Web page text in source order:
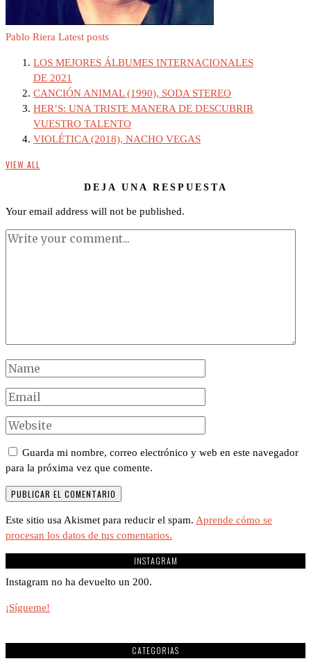
Pablo Riera Latest posts
LOS MEJORES ÁLBUMES INTERNACIONALES
DE 2021
CANCIÓN ANIMAL (1990), SODA STEREO
HER’S: UNA TRISTE MANERA DE DESCUBRIR
VUESTRO TALENTO
VIOLÉTICA (2018), NACHO VEGAS
VIEW ALL
DEJA UNA RESPUESTA
Your email address will not be published.
Guarda mi nombre, correo electrónico y web en este navegador
para la próxima vez que comente.
Este sitio usa Akismet para reducir el spam. Aprende cómo se
procesan los datos de tus comentarios.
INSTAGRAM
Instagram no ha devuelto un 200.
¡Sígueme!
CATEGORIAS